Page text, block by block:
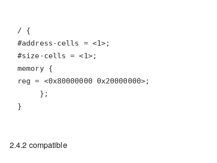
}
2.4.2 compatible